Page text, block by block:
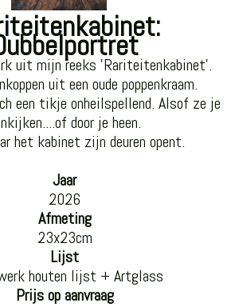
uit mijn reeks 'Rariteitenkabinet'.
uit een oude poppenkraam.
een tikje onheilspellend. Alsof ze je
door je heen.
het kabinet zijn deuren opent.
Jaar
2026
Afmeting
23x23cm
Lijst
houten lijst + Artglass
Prijs op aanvraag